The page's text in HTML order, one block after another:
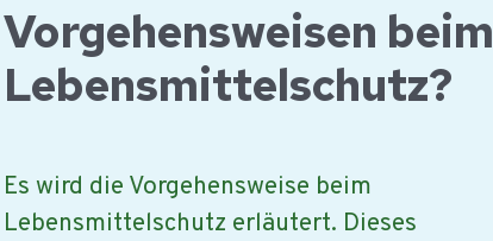
team
in
einer
?
Vorgehensweisen beim
Lebensmittelschutz?
Es wird die Vorgehensweise beim
Lebensmittelschutz erläutert. Dieses